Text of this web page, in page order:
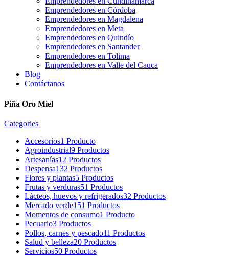
Emprendedores en Córdoba
Emprendedores en Magdalena
Emprendedores en Meta
Emprendedores en Quindío
Emprendedores en Santander
Emprendedores en Tolima
Emprendedores en Valle del Cauca
Blog
Contáctanos
Piña Oro Miel
Categories
Accesorios1 Producto
Agroindustrial9 Productos
Artesanías12 Productos
Despensa132 Productos
Flores y plantas5 Productos
Frutas y verduras51 Productos
Lácteos, huevos y refrigerados32 Productos
Mercado verde151 Productos
Momentos de consumo1 Producto
Pecuario3 Productos
Pollos, carnes y pescado11 Productos
Salud y belleza20 Productos
Servicios50 Productos